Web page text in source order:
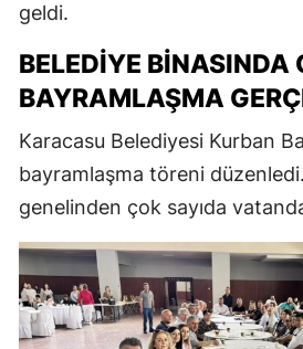
geldi.
BELEDIYE BINASINDA
BAYRAMLAŞMA
Karacasu Belediyesi Kurban
bayramlaşma töreni
genelinden çok sayıda